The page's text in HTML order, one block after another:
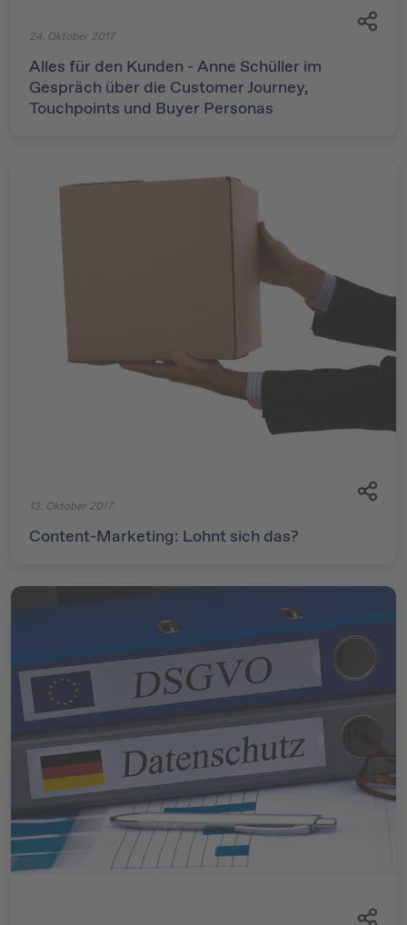
24. Oktober 2017
Alles für den Kunden - Anne Schüller im
Gespräch über die Customer Journey,
Touchpoints und Buyer Personas
13. Oktober 2017
Content-Marketing: Lohnt sich das?